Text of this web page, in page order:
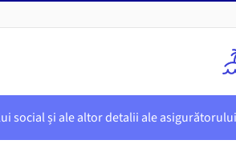
și ale altor detalii ale asigurătorului